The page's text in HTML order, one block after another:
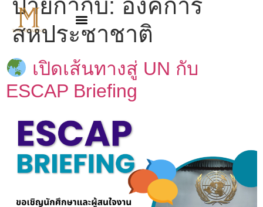
ป้ายกำกับ: องค์การ
สหประชาชาติ
เปิดเส้นทางสู่ UN กับ
ESCAP Briefing